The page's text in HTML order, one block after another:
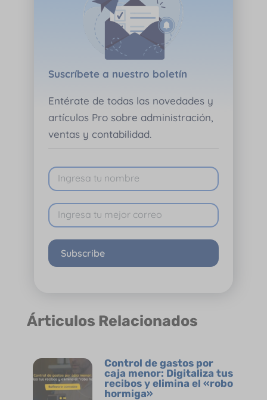
Suscríbete a nuestro boletín
Entérate de todas las novedades y
artículos Pro sobre administración,
ventas y contabilidad.
Subscribe
Árticulos Relacionados
Control de gastos por
caja menor: Digitaliza tus
recibos y elimina el «robo
hormiga»